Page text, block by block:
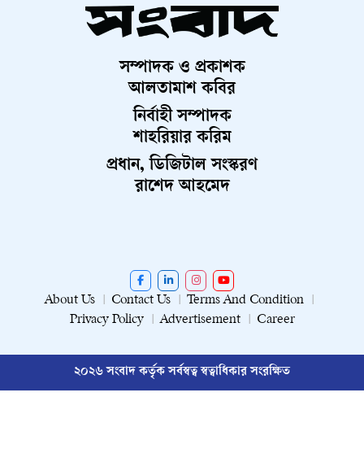
সম্পাদক ও প্রকাশক
আলতামাশ কবির
নির্বাহী সম্পাদক
শাহরিয়ার করিম
প্রধান, ডিজিটাল সংস্করণ
রাশেদ আহমেদ
About Us Contact Us
Terms And Condition
Privacy Policy
Advertisement Career
২০২৬ সংবাদ কর্তৃক সর্বস্বত্ব স্বত্বাধিকার সংরক্ষিত